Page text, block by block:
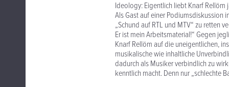
Ideology: Eigentlich liebt Knarf Rellöm
Als Gast auf einer Podiumsdiskussion
„Schund auf RTL und MTV“ zu retten
Er ist mein Arbeitsmaterial!“ Gegen
Knarf Rellöm auf die uneigentlichen,
musikalische wie inhaltliche
dadurch als Musiker verbindlich zu
kenntlich macht. Denn nur „schlechte